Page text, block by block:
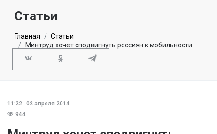
Статьи
Главная
Статьи
Минтруд хочет сподвигнуть россиян к мобильности
11:22 02 апреля 2014
944